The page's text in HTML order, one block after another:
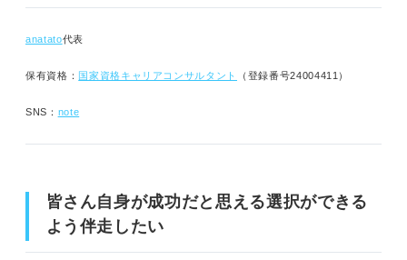
anatato代表
保有資格： 国家資格キャリアコンサルタント （登録番号24004411）
SNS： note
皆さん自身が成功だと思える選択ができる
よう伴走したい